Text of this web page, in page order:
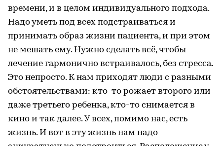
времени, и в целом индивидуального подхода.
Надо уметь под всех подстраиваться и
принимать образ жизни пациента, и при этом
не мешать ему. Нужно сделать всё, чтобы
лечение гармонично встраивалось, без стресса.
Это непросто. К нам приходят люди с разными
обстоятельствами: кто-то рожает второго или
даже третьего ребенка, кто-то снимается в
кино и так далее. У всех, помимо нас, есть
жизнь. И вот в эту жизнь нам надо